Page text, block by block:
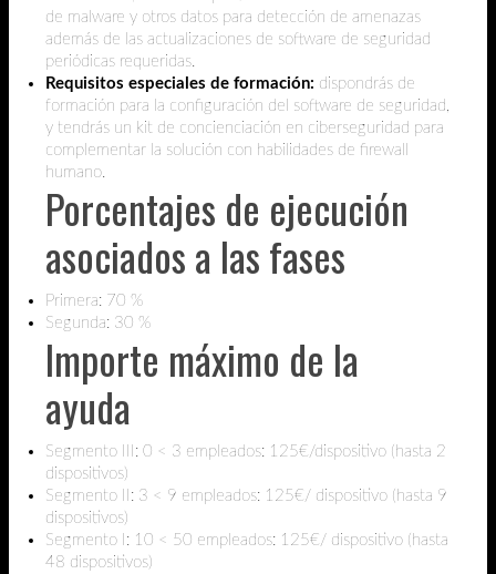
de malware y otros datos para detección de amenazas
además de las actualizaciones de software de seguridad
periódicas requeridas.
Requisitos especiales de formación: dispondrás de
formación para la configuración del software de seguridad,
y tendrás un kit de concienciación en ciberseguridad para
complementar la solución con habilidades de firewall
humano.
Porcentajes de ejecución
asociados a las fases
Primera: 70 %
Segunda: 30 %
Importe máximo de la
ayuda
Segmento III: 0 < 3 empleados: 125€/dispositivo (hasta 2
dispositivos)
Segmento II: 3 < 9 empleados: 125€/ dispositivo (hasta 9
dispositivos)
Segmento I: 10 < 50 empleados: 125€/ dispositivo (hasta
48 dispositivos)